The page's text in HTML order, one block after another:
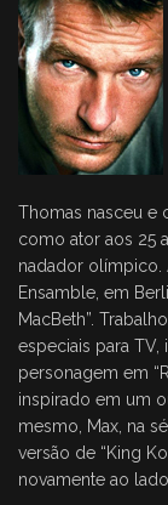
Thomas nasceu e
como ator aos 25
nadador olímpico.
Ensamble, em
MacBeth”.
especiais para TV,
personagem em
inspirado em um
mesmo, Max, na
versão de “King
novamente ao